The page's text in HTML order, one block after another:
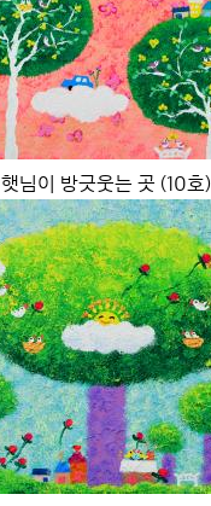
햇님이 방긋웃는 곳 (10호)